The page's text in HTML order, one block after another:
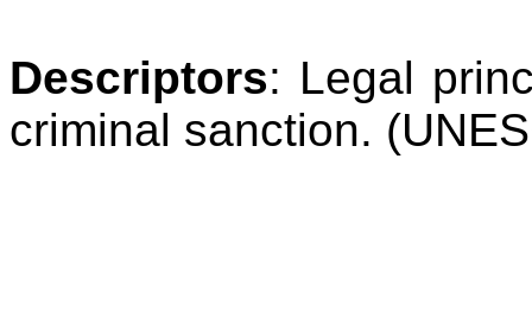
Descriptors: Legal
criminal sanction.